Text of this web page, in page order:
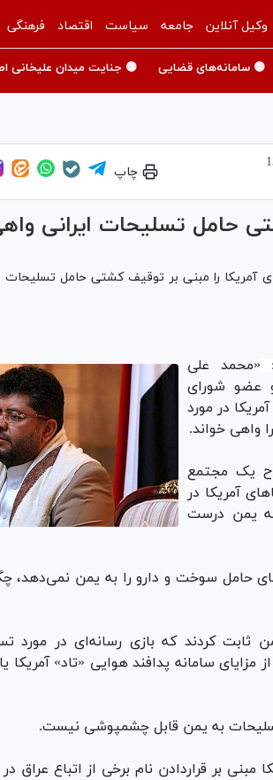
وکیل آنلاین جامعه سیاست اقتصاد فرهنگی
🟡 سامانه‌های قضایی 🟡 جنایت میدان علیخانی
چاپ
حامل تسلیحات ایرانی
آمریکا را مبنی بر توقیف کشتی حامل تسلیحات
؛
«محمد علی
عضو شورای
در مورد
واهی خواند.
یک مجتمع
آمریکا در
یمن درست
حامل سوخت و دارو را به یمن نمی‌دهد،
ثابت کردند که بازی رسانه‌ای در مورد
سامانه پدافند هوایی «تاد» آمریکا
مبنی بر قراردادن نام برخی از اتباع عراق